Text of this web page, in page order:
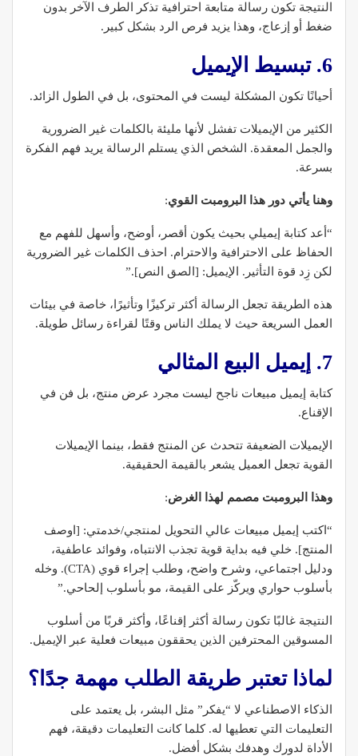
النتيجة تكون رسالة متابعة احترافية تذكر الطرف الآخر بدون
ضغط أو إزعاج، وهذا يزيد فرص الرد بشكل كبير.
6. تبسيط الإيميل
أحيانًا تكون المشكلة ليست في المحتوى، بل في الطول الزائد.
الكثير من الإيميلات تفشل لأنها مليئة بالكلمات غير الضرورية
والجمل المعقدة. الشخص الذي يستلم الرسالة يريد فهم الفكرة
بسرعة.
وهنا يأتي دور هذا البرومبت القوي:
“أعد كتابة إيميلي بحيث يكون أقصر، أوضح، وأسهل للفهم مع
الحفاظ على الاحترافية والاحترام. احذف الكلمات غير الضرورية
لكن زِد قوة التأثير. الإيميل: [الصق النص].”
هذه الطريقة تجعل الرسالة أكثر تركيزًا وتأثيرًا، خاصة في بيئات
العمل السريعة حيث لا يملك الناس وقتًا لقراءة رسائل طويلة.
7. إيميل البيع المثالي
كتابة إيميل مبيعات ناجح ليست مجرد عرض منتج، بل فن في
الإقناع.
الإيميلات الضعيفة تتحدث عن المنتج فقط، بينما الإيميلات
القوية تجعل العميل يشعر بالقيمة الحقيقية.
وهذا البرومبت مصمم لهذا الغرض:
“اكتب إيميل مبيعات عالي التحويل لمنتجي/خدمتي: [اوصف
المنتج]. خلي فيه بداية قوية تجذب الانتباه، وفوائد عاطفية،
ودليل اجتماعي، وشرح واضح، وطلب إجراء قوي (CTA). وخله
بأسلوب حواري ويركّز على القيمة، مو بأسلوب إلحاحي.”
النتيجة غالبًا تكون رسالة أكثر إقناعًا، وأكثر قربًا من أسلوب
المسوقين المحترفين الذين يحققون مبيعات فعلية عبر الإيميل.
لماذا تعتبر طريقة الطلب مهمة جدًا؟
الذكاء الاصطناعي لا “يفكر” مثل البشر، بل يعتمد على
التعليمات التي تعطيها له. كلما كانت التعليمات دقيقة، فهم
الأداة لدورك وهدفك بشكل أفضل.